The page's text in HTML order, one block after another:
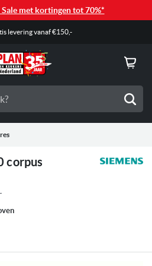
met kortingen tot 70%*
levering vanaf €150,-
corpus